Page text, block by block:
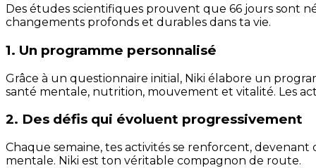
Des études scientifiques prouvent que 66 jours sont
changements profonds et durables dans ta vie.
1. Un programme personnalisé
Grâce à un questionnaire initial, Niki élabore un
santé mentale, nutrition, mouvement et vitalité. Les
2. Des défis qui évoluent progressivement
Chaque semaine, tes activités se renforcent,
mentale. Niki est ton véritable compagnon de route.